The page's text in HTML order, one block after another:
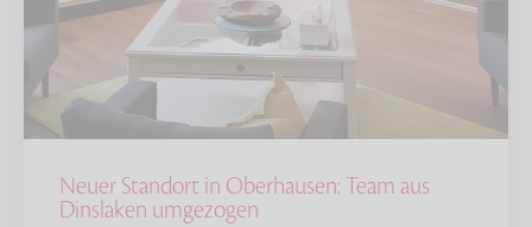
Neuer Standort in Oberhausen: Team aus
Dinslaken umgezogen